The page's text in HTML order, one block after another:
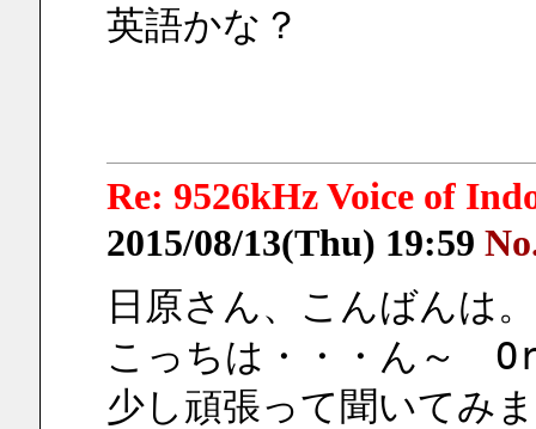
英語かな？
Re: 9526kHz Voice of
2015/08/13(Thu) 19:59
日原さん、こんばんは
こっちは・・・ん～　
少し頑張って聞いてみ